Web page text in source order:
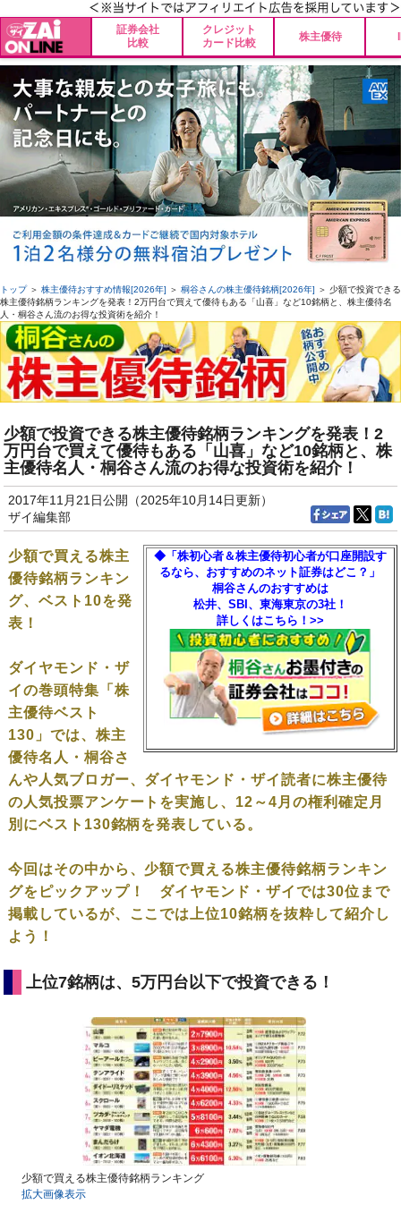
証券会社
比較
クレジット
カード比較
株主優待
トップ＞ 株主優待おすすめ情報[2026年] ＞ 桐谷さんの株主優待銘柄[2026年] ＞ 少額で投資できる
株主優待銘柄ランキングを発表！2万円台で買えて優待もある「山喜」など10銘柄と、株主優待名
人・桐谷さん流のお得な投資術を紹介！
少額で投資できる株主優待銘柄ランキングを発表！2
万円台で買えて優待もある「山喜」など10銘柄と、株
主優待名人・桐谷さん流のお得な投資術を紹介！
2017年11月21日公開（2025年10月14日更新）
ザイ編集部
◆「株初心者＆株主優待初心者が口座開設す
るなら、おすすめのネット証券はどこ？」
桐谷さんのおすすめは
松井、SBI、東海東京の3社！
詳しくはこちら！>>
少額で買える株主
優待銘柄ランキン
グ、ベスト10を発
表！
ダイヤモンド・ザ
イの巻頭特集「株
主優待ベスト
130」では、株主
優待名人・桐谷さ
んや人気ブロガー、ダイヤモンド・ザイ読者に株主優待
の人気投票アンケートを実施し、12～4月の権利確定月
別にベスト130銘柄を発表している。
今回はその中から、少額で買える株主優待銘柄ランキン
グをピックアップ！ ダイヤモンド・ザイでは30位まで
掲載しているが、ここでは上位10銘柄を抜粋して紹介し
よう！
上位7銘柄は、5万円台以下で投資できる！
少額で買える株主優待銘柄ランキング
拡大画像表示